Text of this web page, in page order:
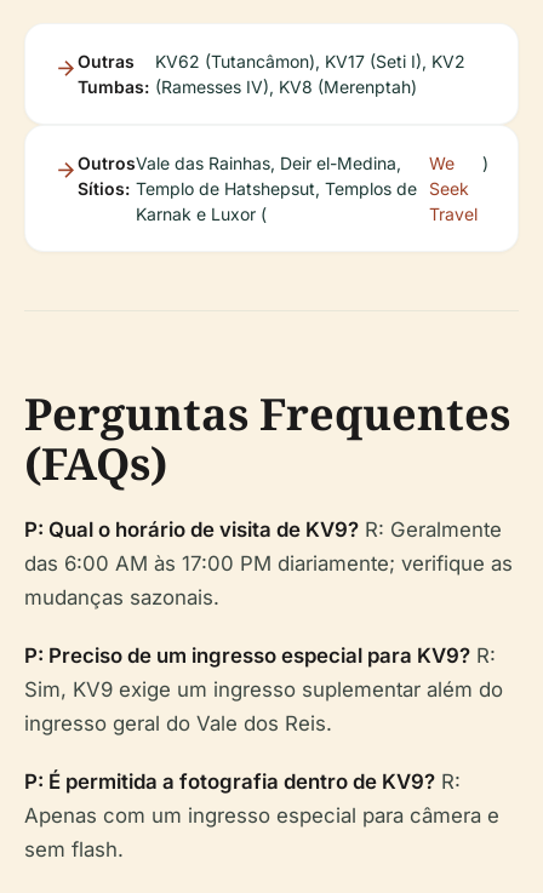
Outras
Tumbas:
KV62 (Tutancâmon), KV17 (Seti I), KV2
(Ramesses IV), KV8 (Merenptah)
Outros
Sítios:
Vale das Rainhas, Deir el-Medina,
Templo de Hatshepsut, Templos de
Karnak e Luxor (
We
Seek
Travel
)
Perguntas Frequentes
(FAQs)
P: Qual o horário de visita de KV9? R: Geralmente
das 6:00 AM às 17:00 PM diariamente; verifique as
mudanças sazonais.
P: Preciso de um ingresso especial para KV9? R:
Sim, KV9 exige um ingresso suplementar além do
ingresso geral do Vale dos Reis.
P: É permitida a fotografia dentro de KV9? R:
Apenas com um ingresso especial para câmera e
sem flash.